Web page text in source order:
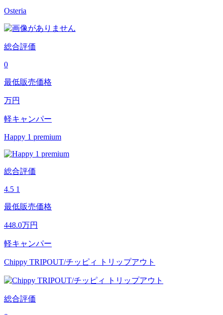
Osteria
総合評価
0
最低販売価格
万円
軽キャンパー
Happy 1 premium
総合評価
4.5 1
最低販売価格
448.0万円
軽キャンパー
Chippy TRIPOUT/チッピィ トリップアウト
総合評価